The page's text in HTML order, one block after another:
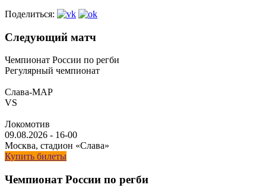
Поделиться:
Следующий матч
Чемпионат России по регби
Регулярный чемпионат
Слава-МАР
VS
Локомотив
09.08.2026 - 16-00
Москва, стадион «Слава»
Купить билеты
Чемпионат России по регби